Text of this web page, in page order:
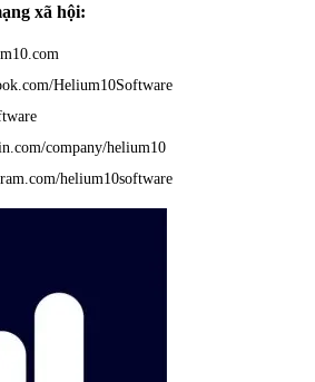
xã hội:
Helium10Software
company/helium10
helium10software